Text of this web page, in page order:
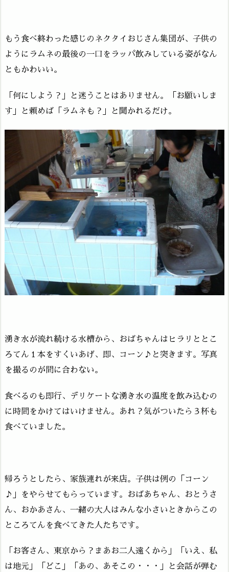
もう食べ終わった感じのネクタイおじさん集団が、子供の
ようにラムネの最後の一口をラッパ飲みしている姿がなん
ともかわいい。
「何にしよう？」と迷うことはありません。「お願いしま
す」と頼めば「ラムネも？」と聞かれるだけ。
湧き水が流れ続ける水槽から、おばちゃんはヒラリととこ
ろてん１本をすくいあげ、即、コーン♪と突きます。写真
を撮るのが間に合わない。
食べるのも即行、デリケートな湧き水の温度を飲み込むの
に時間をかけてはいけません。あれ？気がついたら３杯も
食べていました。
帰ろうとしたら、家族連れが来店。子供は例の「コーン
♪」をやらせてもらっています。おばあちゃん、おとうさ
ん、おかあさん、一緒の大人はみんな小さいときからこの
ところてんを食べてきた人たちです。
「お客さん、東京から？まあお二人遠くから」「いえ、私
は地元」「どこ」「あの、あそこの・・・」と会話が弾む